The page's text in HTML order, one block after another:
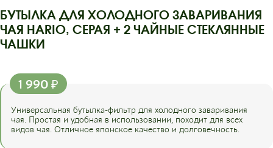
БУТЫЛКА ДЛЯ ХОЛОДНОГО ЗАВАРИВАНИЯ
ЧАЯ HARIO, СЕРАЯ + 2 ЧАЙНЫЕ СТЕКЛЯННЫЕ
ЧАШКИ
1 990 ₽
Универсальная бутылка-фильтр для холодного заваривания
чая. Простая и удобная в использовании, походит для всех
видов чая. Отличное японское качество и долговечность.